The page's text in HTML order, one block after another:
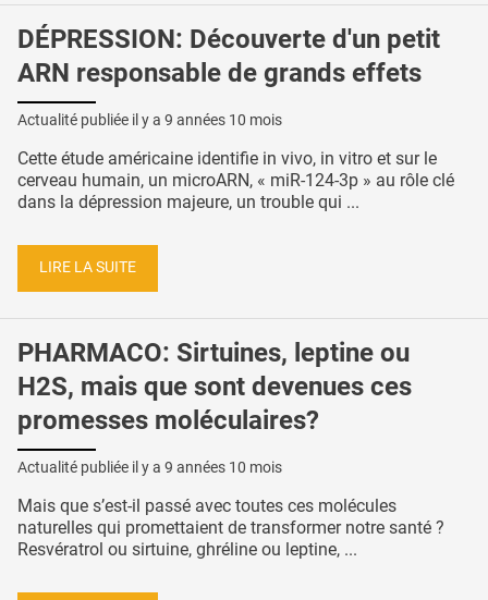
DÉPRESSION: Découverte d'un petit
ARN responsable de grands effets
Actualité publiée il y a 9 années 10 mois
Cette étude américaine identifie in vivo, in vitro et sur le
cerveau humain, un microARN, « miR-124-3p » au rôle clé
dans la dépression majeure, un trouble qui ...
LIRE LA SUITE
PHARMACO: Sirtuines, leptine ou
H2S, mais que sont devenues ces
promesses moléculaires?
Actualité publiée il y a 9 années 10 mois
Mais que s’est-il passé avec toutes ces molécules
naturelles qui promettaient de transformer notre santé ?
Resvératrol ou sirtuine, ghréline ou leptine, ...